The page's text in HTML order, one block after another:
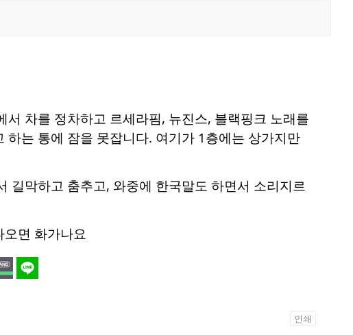
차를 정차하고 르세라핌, 뉴진스, 블랙핑크 노래를
는 통에 잠을 못잡니다. 여기가 1층에는 상가지만
길막하고 춤추고, 와중에 한국말도 하면서 소리지르
면 화가나요
인쇄